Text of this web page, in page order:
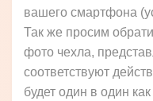
вашего смартфона
Так же просим
фото чехла,
соответствуют
будет один в один